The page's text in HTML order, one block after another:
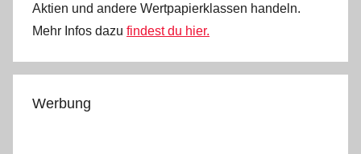
Aktien und andere Wertpapierklassen handeln.
Mehr Infos dazu findest du hier.
Werbung